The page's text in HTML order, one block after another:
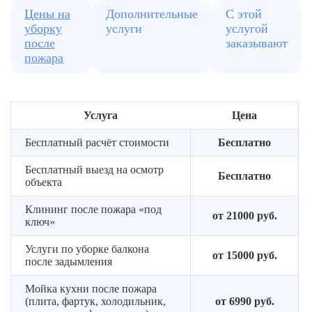
требуется
перечень
необходимых
мероприятий
и
фиксируем
условия,
оплата
комнаты
глубокой
механизированной
—
изолируем
эффективно,
чтобы
поверхности
требуют
повторного
вмешательства
—
Цены на
уборку
после
пожара
Дополнительные
услуги
С этой
услугой
заказывают
Услуга Цена
Бесплатный расчёт стоимости Бесплатно
Бесплатный выезд на осмотр
объекта
Бесплатно
Клининг после пожара «под
ключ»
от 21000 руб.
Услуги по уборке балкона
после задымления
от 15000 руб.
Мойка кухни после пожара
(плита, фартук, холодильник,
от 6990 руб.